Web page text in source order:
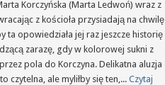
Korczyńska (Marta Ledwoń) wraz z
z kościoła przysiadają na chwilę
ta opowiedziała jej raz jeszcze historię
zarazę, gdy w kolorowej sukni z
pola do Korczyna. Delikatna aluzja
czytelna, ale myliłby się ten,... Czytaj